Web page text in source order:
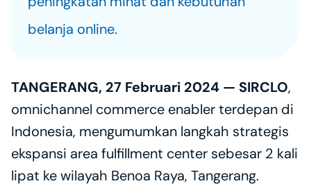
belanja online.
TANGERANG, 27 Februari 2024 — SIRCLO,
omnichannel commerce enabler terdepan di
Indonesia, mengumumkan langkah strategis
ekspansi area fulfillment center sebesar 2 kali
lipat ke wilayah Benoa Raya, Tangerang.